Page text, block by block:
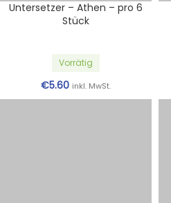
Untersetzer – Athen – pro 6
Stück
Vorrätig
€5.60 inkl. MwSt.